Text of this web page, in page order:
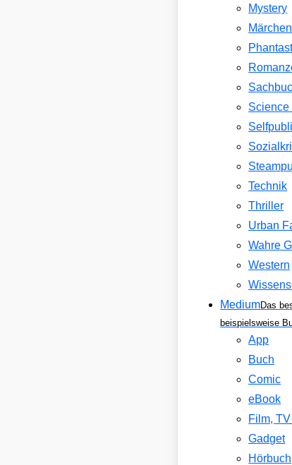
Mystery
Märchen
Science
Technik
Thriller
Urban
Wahre
Western
MediumDas
beispielsweise
App
Buch
Comic
eBook
Film,
Gadget
Hörbuch